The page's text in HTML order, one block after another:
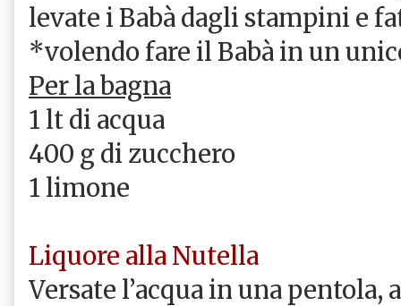
levate i Babà dagli stampini e
*volendo fare il Babà in un
Per la bagna
1 lt di acqua
400 g di zucchero
1 limone
Liquore alla Nutella
Versate l’acqua in una